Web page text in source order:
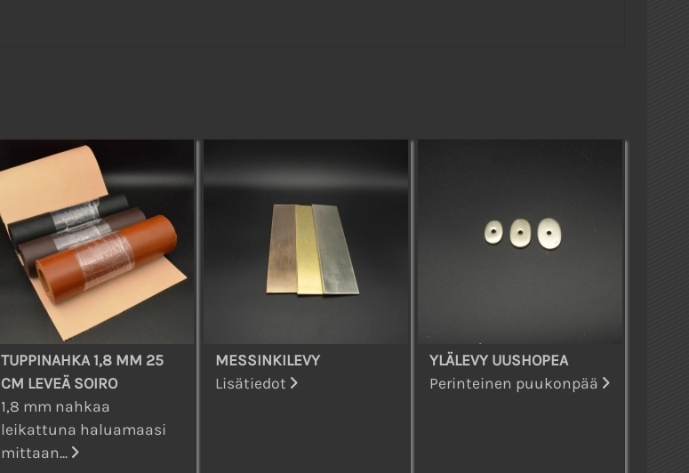
TUPPINAHKA 1,8 MM 25
CM LEVEÄ SOIRO
1,8 mm nahkaa
leikattuna haluamaasi
mittaan...
MESSINKILEVY
Lisätiedot
YLÄLEVY UUSHOPEA
Perinteinen puukonpää